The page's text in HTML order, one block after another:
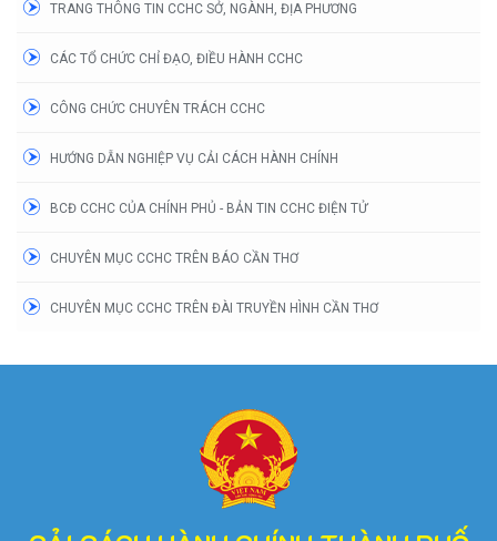
TRANG THÔNG TIN CCHC SỞ, NGÀNH, ĐỊA PHƯƠNG
CÁC TỔ CHỨC CHỈ ĐẠO, ĐIỀU HÀNH CCHC
CÔNG CHỨC CHUYÊN TRÁCH CCHC
HƯỚNG DẪN NGHIỆP VỤ CẢI CÁCH HÀNH CHÍNH
BCĐ CCHC CỦA CHÍNH PHỦ - BẢN TIN CCHC ĐIỆN TỬ
CHUYÊN MỤC CCHC TRÊN BÁO CẦN THƠ
CHUYÊN MỤC CCHC TRÊN ĐÀI TRUYỀN HÌNH CẦN THƠ